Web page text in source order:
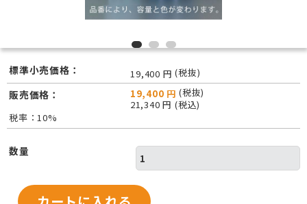
標準小売価格： 19,400 円 (税抜)
販売価格： 19,400 円 (税抜)
21,340 円 (税込)
税率：10%
数量